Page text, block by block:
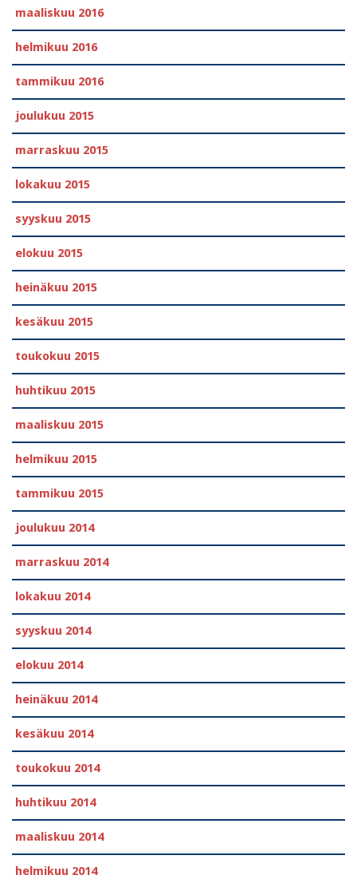
maaliskuu 2016
helmikuu 2016
tammikuu 2016
joulukuu 2015
marraskuu 2015
lokakuu 2015
syyskuu 2015
elokuu 2015
heinäkuu 2015
kesäkuu 2015
toukokuu 2015
huhtikuu 2015
maaliskuu 2015
helmikuu 2015
tammikuu 2015
joulukuu 2014
marraskuu 2014
lokakuu 2014
syyskuu 2014
elokuu 2014
heinäkuu 2014
kesäkuu 2014
toukokuu 2014
huhtikuu 2014
maaliskuu 2014
helmikuu 2014